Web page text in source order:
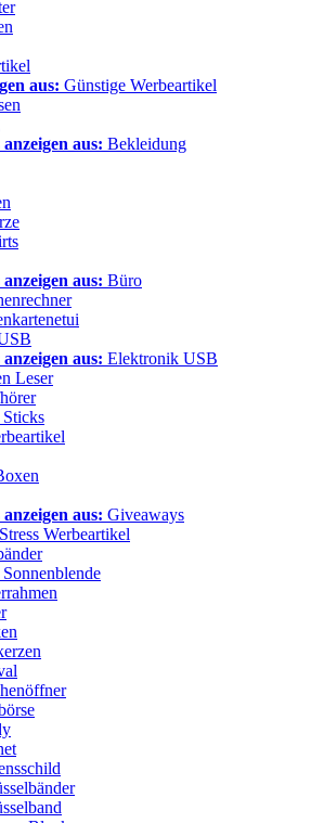
aus: Günstige Werbeartikel
anzeigen aus: Bekleidung
anzeigen aus: Büro
anzeigen aus: Elektronik USB
Leser
anzeigen aus: Giveaways
Werbeartikel